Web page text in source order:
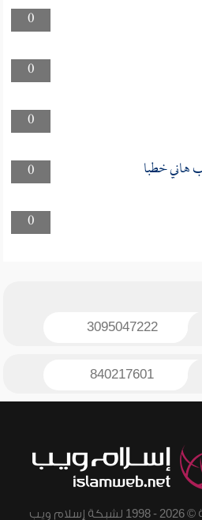
0
0
0
0
خطبا
0
3095047222
840217601
ويب